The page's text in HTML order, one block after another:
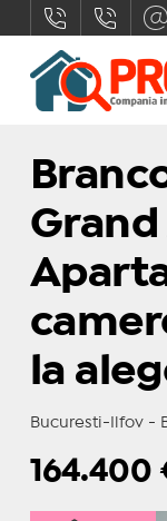
Grand
la
Bucuresti-Ilfov -
164.400